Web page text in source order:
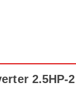
2.5HP-